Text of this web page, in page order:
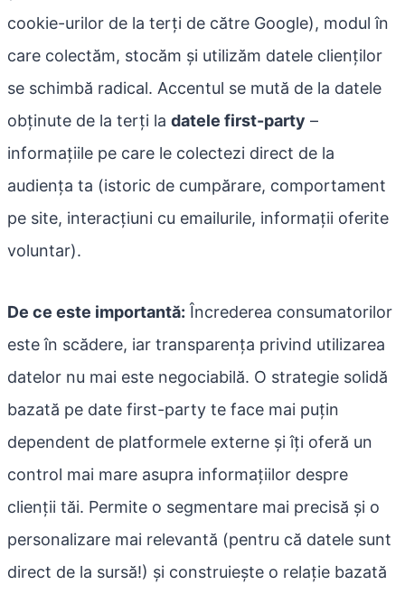
cookie-urilor de la terți de către Google), modul în
care colectăm, stocăm și utilizăm datele clienților
se schimbă radical. Accentul se mută de la datele
obținute de la terți la datele first-party –
informațiile pe care le colectezi direct de la
audiența ta (istoric de cumpărare, comportament
pe site, interacțiuni cu emailurile, informații oferite
voluntar).
De ce este importantă: Încrederea consumatorilor
este în scădere, iar transparența privind utilizarea
datelor nu mai este negociabilă. O strategie solidă
bazată pe date first-party te face mai puțin
dependent de platformele externe și îți oferă un
control mai mare asupra informațiilor despre
clienții tăi. Permite o segmentare mai precisă și o
personalizare mai relevantă (pentru că datele sunt
direct de la sursă!) și construiește o relație bazată